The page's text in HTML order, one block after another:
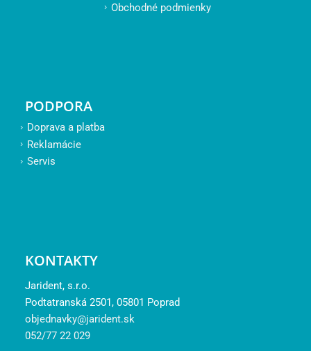
Obchodné podmienky
PODPORA
Doprava a platba
Reklamácie
Servis
KONTAKTY
Jarident, s.r.o.
Podtatranská 2501, 05801 Poprad
objednavky@jarident.sk
052/77 22 029